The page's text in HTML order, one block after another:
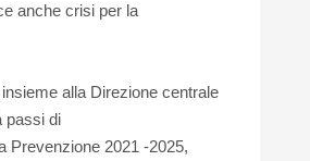
anche crisi per la
alla Direzione centrale
passi di
Prevenzione 2021 -2025,